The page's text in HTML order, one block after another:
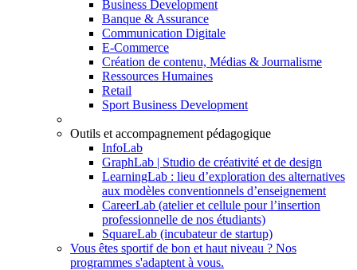
Business Development
Banque & Assurance
Communication Digitale
E-Commerce
Création de contenu, Médias & Journalisme
Ressources Humaines
Retail
Sport Business Development
Outils et accompagnement pédagogique
InfoLab
GraphLab | Studio de créativité et de design
LearningLab : lieu d’exploration des alternatives
aux modèles conventionnels d’enseignement
CareerLab (atelier et cellule pour l’insertion
professionnelle de nos étudiants)
SquareLab (incubateur de startup)
Vous êtes sportif de bon et haut niveau ? Nos
programmes s'adaptent à vous.